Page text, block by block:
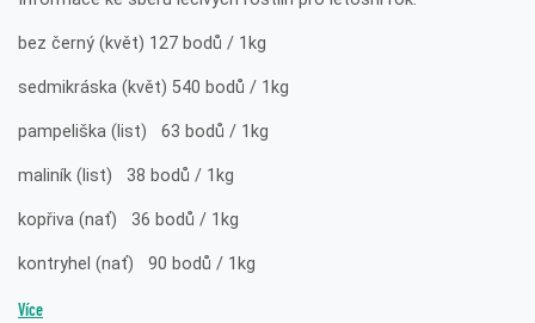
bez černý (květ) 127 bodů / 1kg
sedmikráska (květ) 540 bodů / 1kg
pampeliška (list) 63 bodů / 1kg
maliník (list) 38 bodů / 1kg
kopřiva (nať) 36 bodů / 1kg
kontryhel (nať) 90 bodů / 1kg
Více